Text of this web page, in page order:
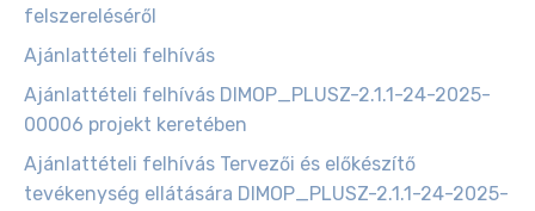
felszereléséről
Ajánlattételi felhívás
Ajánlattételi felhívás DIMOP_PLUSZ-2.1.1-24-2025-
00006 projekt keretében
Ajánlattételi felhívás Tervezői és előkészítő
tevékenység ellátására DIMOP_PLUSZ-2.1.1-24-2025-